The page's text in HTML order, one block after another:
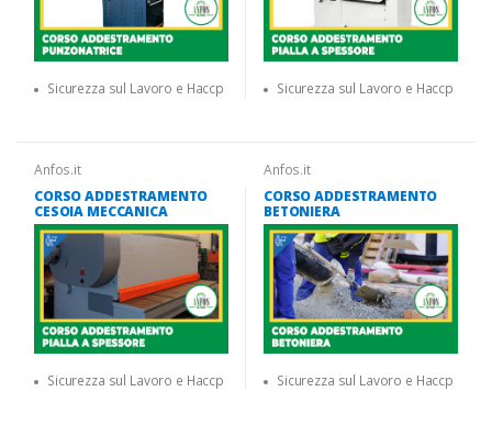
Sicurezza sul Lavoro e Haccp Sicurezza sul Lavoro e Haccp
Anfos.it
CORSO ADDESTRAMENTO
CESOIA MECCANICA
Sicurezza sul Lavoro e Haccp
Anfos.it
CORSO ADDESTRAMENTO
BETONIERA
Sicurezza sul Lavoro e Haccp